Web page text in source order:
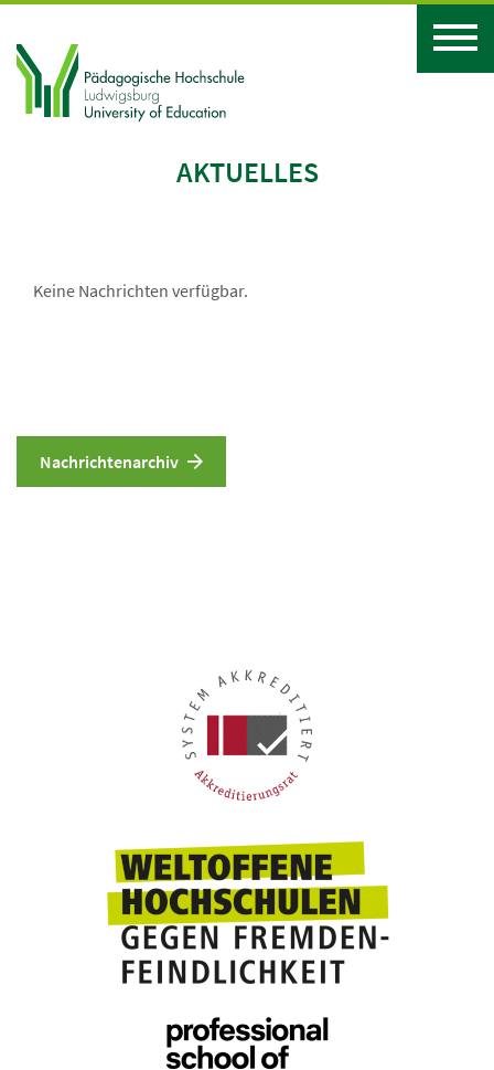
AKTUELLES
Keine Nachrichten verfügbar.
Nachrichtenarchiv